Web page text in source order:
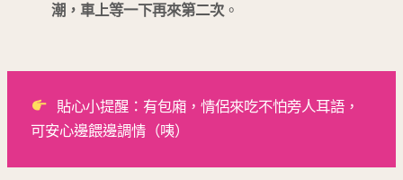
潮，車上等一下再來第二次 。
貼心小提醒：有包廂，情侶來吃不怕旁人耳語，
可安心邊餵邊調情（咦）